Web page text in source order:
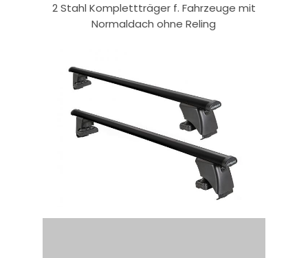
2 Stahl Komplettträger f. Fahrzeuge mit
Normaldach ohne Reling